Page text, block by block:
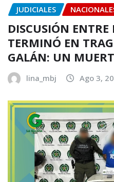
JUDICIALES
DISCUSIÓN
TERMINÓ EN
GALÁN: UN
lina_mbj Ago 3,